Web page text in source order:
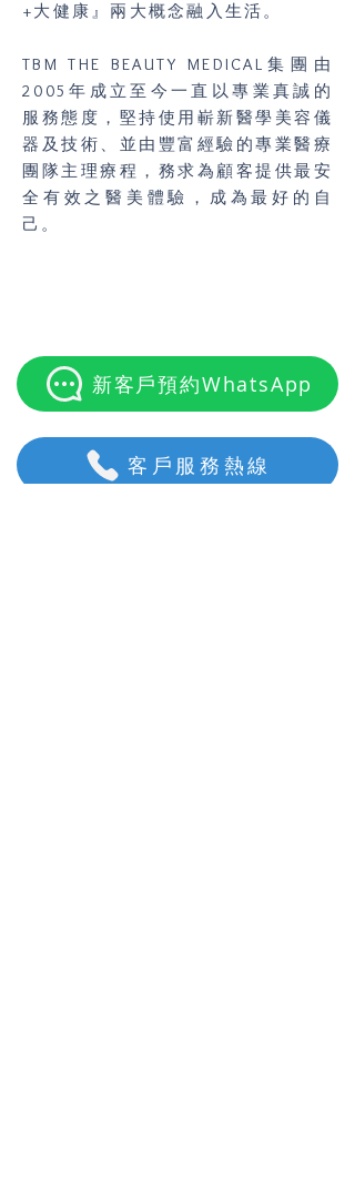
+大健康』兩大概念融入生活。​
TBM THE BEAUTY MEDICAL集團由
2005年成立至今一直以專業真誠的
服務態度，堅持使用嶄新醫學美容儀
器及技術、並由豐富經驗的專業醫療
團隊主理療程，務求為顧客提供最安
全有效之醫美體驗，成為最好的自
己。
新客戶預約WhatsApp
客戶服務熱線